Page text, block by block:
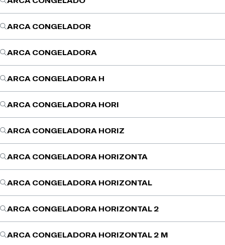
ARCA CONGELADOR
ARCA CONGELADORA
ARCA CONGELADORA H
ARCA CONGELADORA HORI
ARCA CONGELADORA HORIZ
ARCA CONGELADORA HORIZONTA
ARCA CONGELADORA HORIZONTAL
ARCA CONGELADORA HORIZONTAL 2
ARCA CONGELADORA HORIZONTAL 2 M